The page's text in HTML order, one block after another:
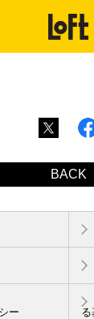
BACK
ー